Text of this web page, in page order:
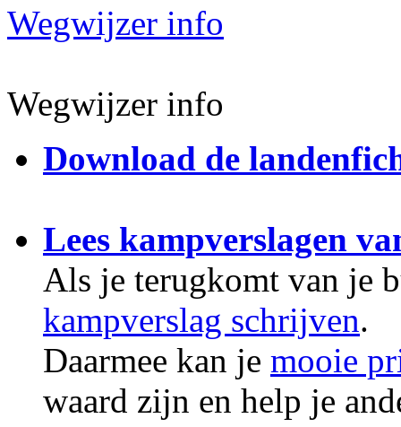
Wegwijzer info
Wegwijzer info
Download de
Lees kampverslagen
Als je terugkomt van je
kampverslag schrijven.
Daarmee kan je mooie
waard zijn en help je